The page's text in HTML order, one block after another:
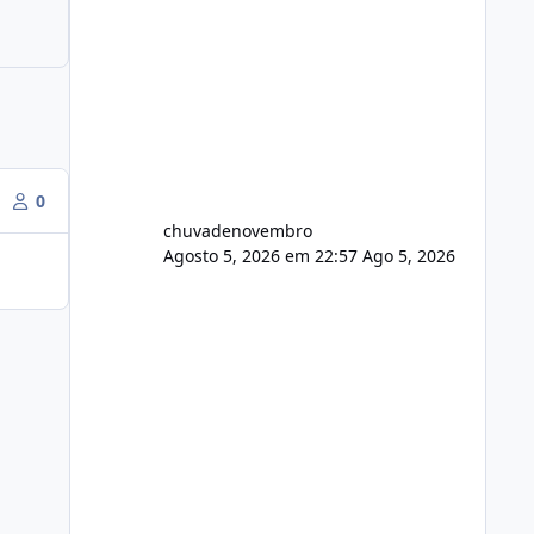
0
chuvadenovembro
Agosto 5, 2026 em 22:57 Ago 5, 2026